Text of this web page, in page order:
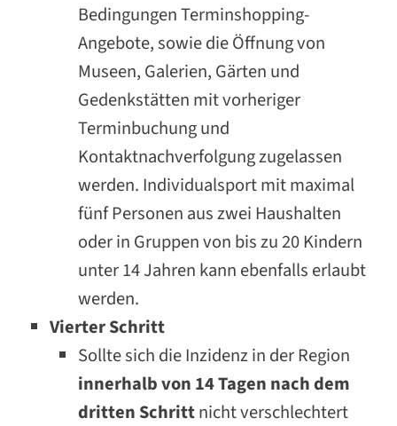
Bedingungen Terminshopping-
Angebote, sowie die Öffnung von
Museen, Galerien, Gärten und
Gedenkstätten mit vorheriger
Terminbuchung und
Kontaktnachverfolgung zugelassen
werden. Individualsport mit maximal
fünf Personen aus zwei Haushalten
oder in Gruppen von bis zu 20 Kindern
unter 14 Jahren kann ebenfalls erlaubt
werden.
Vierter Schritt
Sollte sich die Inzidenz in der Region
innerhalb von 14 Tagen nach dem
dritten Schrittnicht verschlechtert